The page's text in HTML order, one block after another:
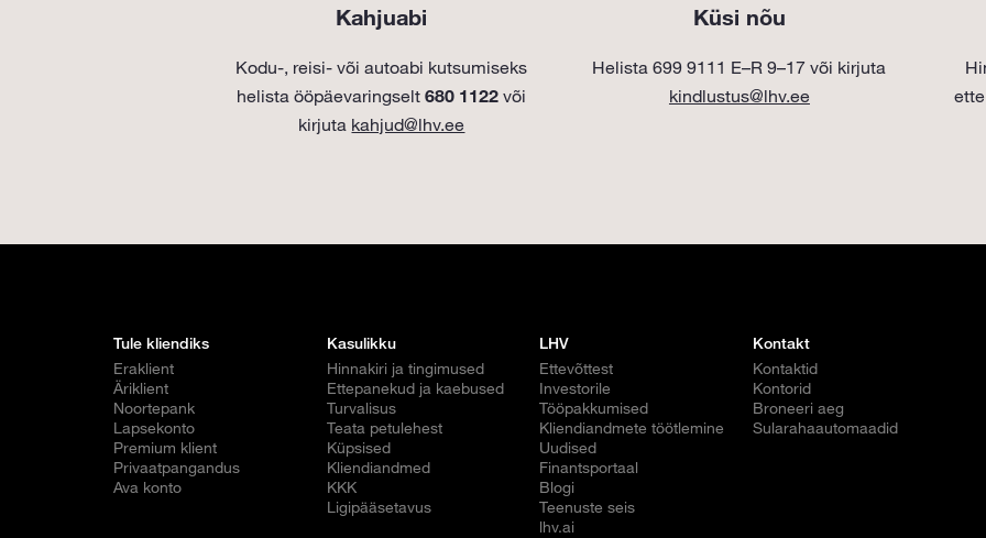
Kahjuabi
Kodu-, reisi- või autoabi kutsumiseks
helista ööpäevaringselt680 1122 või
kirjuta kahjud@lhv.ee
Küsi nõu
Helista699 9111 E–R 9–17 või kirjuta
kindlustus@lhv.ee
Tule kliendiks
Eraklient
Äriklient
Noortepank
Lapsekonto
Premium klient
Privaatpangandus
Ava konto
Kasulikku
Hinnakiri ja tingimused
Ettepanekud ja kaebused
Turvalisus
Teata petulehest
Küpsised
Kliendiandmed
KKK
Ligipääsetavus
LHV
Ettevõttest
Investorile
Tööpakkumised
Kliendiandmete töötlemine
Uudised
Finantsportaal
Blogi
Teenuste seis
lhv.ai
Kontakt
Kontaktid
Kontorid
Broneeri aeg
Sularahaautomaadid